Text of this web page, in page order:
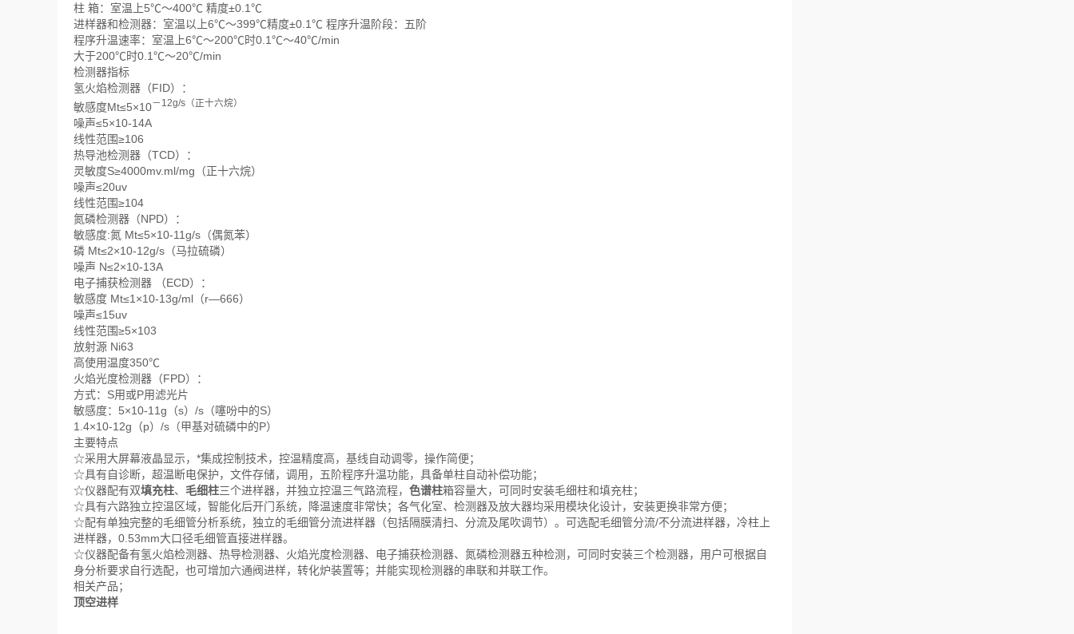
柱 箱：室温上5℃～400℃ 精度±0.1℃
进样器和检测器：室温以上6℃～399℃精度±0.1℃ 程序升温阶段：五阶
程序升温速率：室温上6℃～200℃时0.1℃～40℃/min
大于200℃时0.1℃～20℃/min
检测器指标
氢火焰检测器（FID）：
敏感度Mt≤5×10－12g/s（正十六烷）
噪声≤5×10-14A
线性范围≥106
热导池检测器（TCD）：
灵敏度S≥4000mv.ml/mg（正十六烷）
噪声≤20uv
线性范围≥104
氮磷检测器（NPD）：
敏感度:氮 Mt≤5×10-11g/s（偶氮苯）
磷 Mt≤2×10-12g/s（马拉硫磷）
噪声 N≤2×10-13A
电子捕获检测器 （ECD）：
敏感度 Mt≤1×10-13g/ml（r—666）
噪声≤15uv
线性范围≥5×103
放射源 Ni63
高使用温度350℃
火焰光度检测器（FPD）：
方式：S用或P用滤光片
敏感度：5×10-11g（s）/s（噻吩中的S）
1.4×10-12g（p）/s（甲基对硫磷中的P）
主要特点
☆采用大屏幕液晶显示，*集成控制技术，控温精度高，基线自动调零，操作简便；
☆具有自诊断，超温断电保护，文件存储，调用，五阶程序升温功能，具备单柱自动补偿功能；
☆仪器配有双填充柱、 毛细柱三个进样器，并独立控温三气路流程， 色谱柱箱容量大，可同时安装毛细柱和填充柱；
☆具有六路独立控温区域，智能化后开门系统，降温速度非常快；各气化室、检测器及放大器均采用模块化设计，安装更换非常方便；
☆配有单独完整的毛细管分析系统，独立的毛细管分流进样器（包括隔膜清扫、分流及尾吹调节）。可选配毛细管分流/不分流进样器，冷柱上
进样器，0.53mm大口径毛细管直接进样器。
☆仪器配备有氢火焰检测器、热导检测器、火焰光度检测器、电子捕获检测器、氮磷检测器五种检测，可同时安装三个检测器，用户可根据自
身分析要求自行选配，也可增加六通阀进样，转化炉装置等；并能实现检测器的串联和并联工作。
相关产品；
顶空进样